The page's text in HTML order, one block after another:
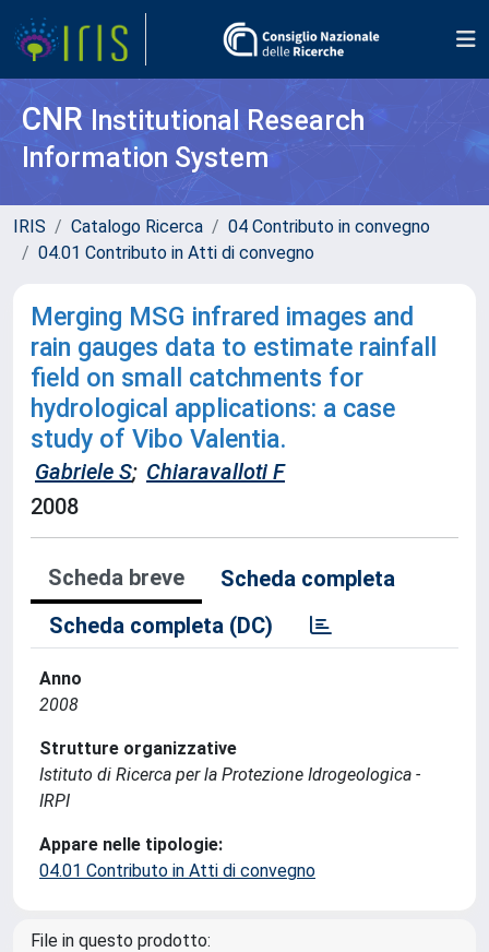
CNR Institutional Research
Information System
IRIS Catalogo Ricerca
04 Contributo in convegno
04.01 Contributo in Atti di convegno
Merging MSG infrared images and
rain gauges data to estimate rainfall
field on small catchments for
hydrological applications: a case
study of Vibo Valentia.
Gabriele S; Chiaravalloti F
2008
Scheda breve
Scheda completa
Scheda completa (DC)
Anno
2008
Strutture organizzative
Istituto di Ricerca per la Protezione Idrogeologica -
IRPI
Appare nelle tipologie:
04.01 Contributo in Atti di convegno
File in questo prodotto: